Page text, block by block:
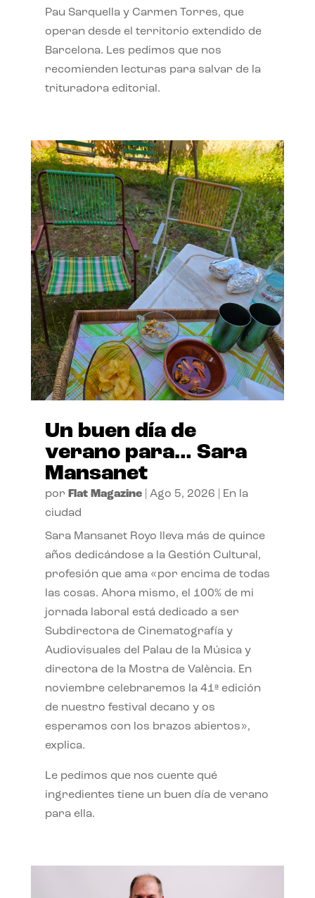
Pau Sarquella y Carmen Torres, que
operan desde el territorio extendido de
Barcelona. Les pedimos que nos
recomienden lecturas para salvar de la
trituradora editorial.
Un buen día de
verano para… Sara
Mansanet
por Flat Magazine| Ago 5, 2026
En la
ciudad
Sara Mansanet Royo lleva más de quince
años dedicándose a la Gestión Cultural,
profesión que ama «por encima de todas
las cosas. Ahora mismo, el 100% de mi
jornada laboral está dedicado a ser
Subdirectora de Cinematografía y
Audiovisuales del Palau de la Música y
directora de la Mostra de València. En
noviembre celebraremos la 41ª edición
de nuestro festival decano y os
esperamos con los brazos abiertos»,
explica.
Le pedimos que nos cuente qué
ingredientes tiene un buen día de verano
para ella.